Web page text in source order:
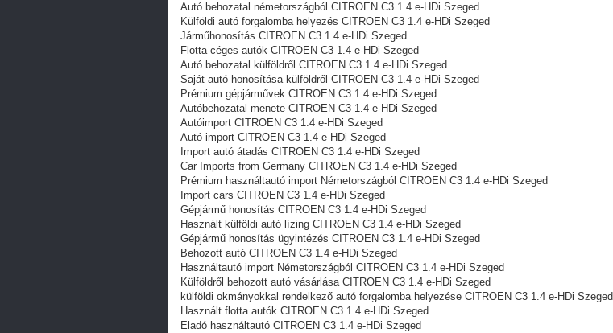
Autó behozatal németországból CITROEN C3 1.4 e-HDi Szeged
Külföldi autó forgalomba helyezés CITROEN C3 1.4 e-HDi Szeged
Járműhonosítás CITROEN C3 1.4 e-HDi Szeged
Flotta céges autók CITROEN C3 1.4 e-HDi Szeged
Autó behozatal külföldről CITROEN C3 1.4 e-HDi Szeged
Saját autó honosítása külföldről CITROEN C3 1.4 e-HDi Szeged
Prémium gépjárművek CITROEN C3 1.4 e-HDi Szeged
Autóbehozatal menete CITROEN C3 1.4 e-HDi Szeged
Autóimport CITROEN C3 1.4 e-HDi Szeged
Autó import CITROEN C3 1.4 e-HDi Szeged
Import autó átadás CITROEN C3 1.4 e-HDi Szeged
Car Imports from Germany CITROEN C3 1.4 e-HDi Szeged
Prémium használtautó import Németországból CITROEN C3 1.4 e-HDi Szeged
Import cars CITROEN C3 1.4 e-HDi Szeged
Gépjármű honosítás CITROEN C3 1.4 e-HDi Szeged
Használt külföldi autó lízing CITROEN C3 1.4 e-HDi Szeged
Gépjármű honosítás ügyintézés CITROEN C3 1.4 e-HDi Szeged
Behozott autó CITROEN C3 1.4 e-HDi Szeged
Használtautó import Németországból CITROEN C3 1.4 e-HDi Szeged
Külföldről behozott autó vásárlása CITROEN C3 1.4 e-HDi Szeged
külföldi okmányokkal rendelkező autó forgalomba helyezése CITROEN C3 1.4 e-HDi Szeged
Használt flotta autók CITROEN C3 1.4 e-HDi Szeged
Eladó használtautó CITROEN C3 1.4 e-HDi Szeged